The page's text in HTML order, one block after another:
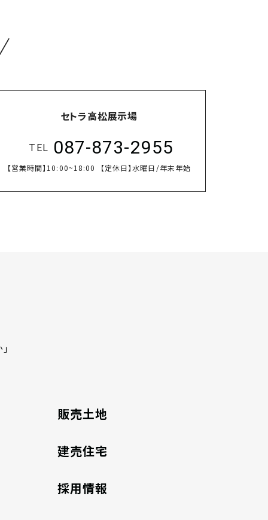
セトラ高松展示場
TEL 087-873-2955
【営業時間】 10:00~18:00 【定休日】水曜日/年末年始
販売土地
建売住宅
採用情報